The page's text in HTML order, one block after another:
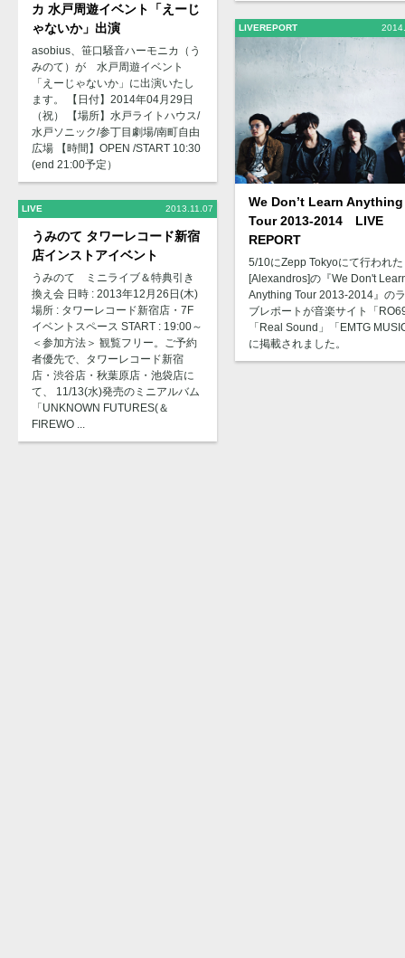
カ 水戸周遊イベント「えーじ
ゃないか」出演
asobius、笹口騒音ハーモニカ（う
みのて）が 水戸周遊イベント
「えーじゃないか」に出演いたし
ます。 【日付】2014年04月29日
（祝） 【場所】水戸ライトハウス/
水戸ソニック/参丁目劇場/南町自由
広場 【時間】OPEN /START 10:30
(end 21:00予定）
LIVE 2013.11.07
うみのて タワーレコード新宿
店インストアイベント
うみのて ミニライブ＆特典引き
換え会 日時 : 2013年12月26日(木)
場所 : タワーレコード新宿店・7F
イベントスペース START : 19:00～
＜参加方法＞ 観覧フリー。ご予約
者優先で、タワーレコード新宿
店・渋谷店・秋葉原店・池袋店に
て、 11/13(水)発売のミニアルバム
「UNKNOWN FUTURES(＆
FIREWO ...
LIVEREPORT
We Don’t Learn Anything
Tour 2013-2014 LIVE
REPORT
5/10にZepp Tokyoにて行われた
[Alexandros]の『We Don't
Anything Tour 2013-2014』の
ブレポートが音楽サイト「
「Real Sound」「EMTG
に掲載されました。